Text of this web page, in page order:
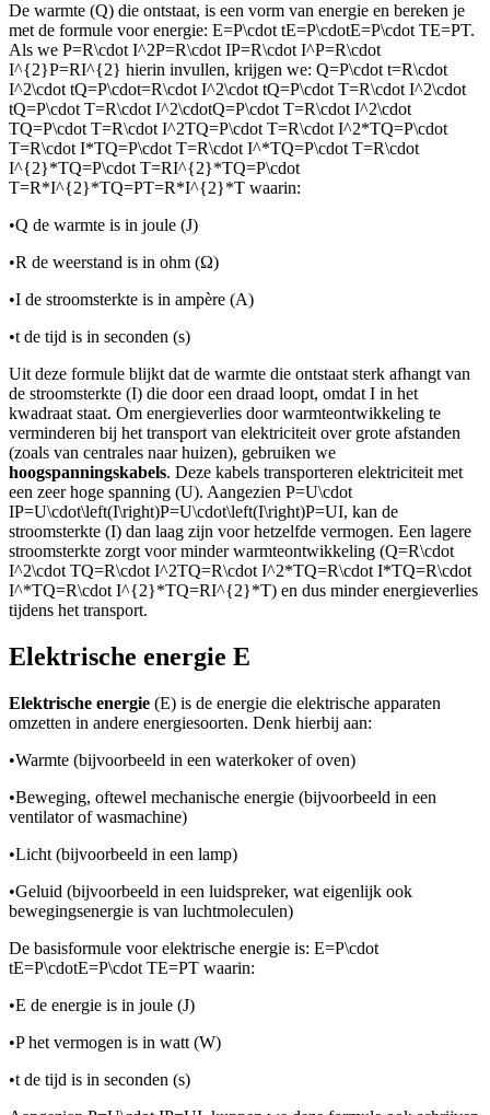
De warmte (Q) die ontstaat, is een vorm van energie en bereken je
met de formule voor energie: E=P\cdot tE=P\cdotE=P\cdot TE=PT.
Als we P=R\cdot I^2P=R\cdot IP=R\cdot I^P=R\cdot
I^{2}P=RI^{2} hierin invullen, krijgen we: Q=P\cdot t=R\cdot
I^2\cdot tQ=P\cdot=R\cdot I^2\cdot tQ=P\cdot T=R\cdot I^2\cdot
tQ=P\cdot T=R\cdot I^2\cdotQ=P\cdot T=R\cdot I^2\cdot
TQ=P\cdot T=R\cdot I^2TQ=P\cdot T=R\cdot I^2*TQ=P\cdot
T=R\cdot I*TQ=P\cdot T=R\cdot I^*TQ=P\cdot T=R\cdot
I^{2}*TQ=P\cdot T=RI^{2}*TQ=P\cdot
T=R*I^{2}*TQ=PT=R*I^{2}*T waarin:
•Q de warmte is in joule (J)
•R de weerstand is in ohm (Ω)
•I de stroomsterkte is in ampère (A)
•t de tijd is in seconden (s)
Uit deze formule blijkt dat de warmte die ontstaat sterk afhangt van
de stroomsterkte (I) die door een draad loopt, omdat I in het
kwadraat staat. Om energieverlies door warmteontwikkeling te
verminderen bij het transport van elektriciteit over grote afstanden
(zoals van centrales naar huizen), gebruiken we
hoogspanningskabels. Deze kabels transporteren elektriciteit met
een zeer hoge spanning (U). Aangezien P=U\cdot
IP=U\cdot\left(I\right)P=U\cdot\left(I\right)P=UI, kan de
stroomsterkte (I) dan laag zijn voor hetzelfde vermogen. Een lagere
stroomsterkte zorgt voor minder warmteontwikkeling (Q=R\cdot
I^2\cdot TQ=R\cdot I^2TQ=R\cdot I^2*TQ=R\cdot I*TQ=R\cdot
I^*TQ=R\cdot I^{2}*TQ=RI^{2}*T) en dus minder energieverlies
tijdens het transport.
Elektrische energie E
Elektrische energie (E) is de energie die elektrische apparaten
omzetten in andere energiesoorten. Denk hierbij aan:
•Warmte (bijvoorbeeld in een waterkoker of oven)
•Beweging, oftewel mechanische energie (bijvoorbeeld in een
ventilator of wasmachine)
•Licht (bijvoorbeeld in een lamp)
•Geluid (bijvoorbeeld in een luidspreker, wat eigenlijk ook
bewegingsenergie is van luchtmoleculen)
De basisformule voor elektrische energie is: E=P\cdot
tE=P\cdotE=P\cdot TE=PT waarin:
•E de energie is in joule (J)
•P het vermogen is in watt (W)
•t de tijd is in seconden (s)